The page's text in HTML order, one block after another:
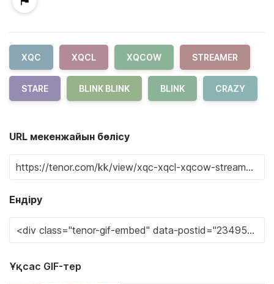
XQC XQCL XQCOW STREAMER
STARE BLINK BLINK BLINK CRAZY
URL мекенжайын бөлісу
Ендіру
Ұқсас GIF-тер